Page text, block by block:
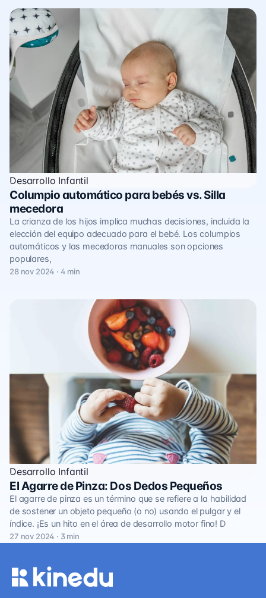
Desarrollo Infantil
Columpio automático para bebés vs. Silla
mecedora
La crianza de los hijos implica muchas decisiones, incluida la
elección del equipo adecuado para el bebé. Los columpios
automáticos y las mecedoras manuales son opciones
populares,
28 nov 2024 · 4 min
Desarrollo Infantil
El Agarre de Pinza: Dos Dedos Pequeños
El agarre de pinza es un término que se refiere a la habilidad
de sostener un objeto pequeño (o no) usando el pulgar y el
índice. ¡Es un hito en el área de desarrollo motor fino! D
27 nov 2024 · 3 min